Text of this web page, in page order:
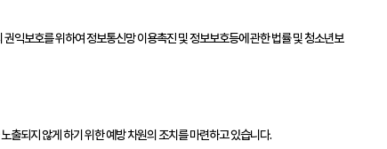
익보호를 위하여 정보통신망 이용촉진 및 정보보호등에 관한 법률 및 청소년보
출되지 않게 하기 위한 예방 차원의 조치를 마련하고 있습니다.